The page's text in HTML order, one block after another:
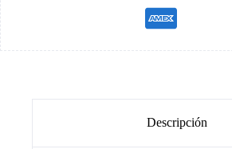
Descripción